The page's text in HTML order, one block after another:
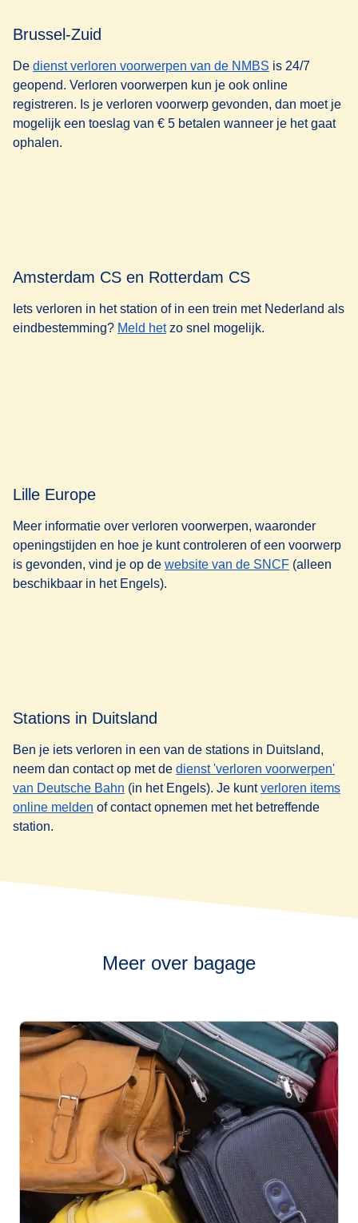
Brussel-Zuid
De dienst verloren voorwerpen van de NMBS opent in een
is 24/7
geopend. Verloren voorwerpen kun je ook online
registreren. Is je verloren voorwerp gevonden, dan moet je
mogelijk een toeslag van € 5 betalen wanneer je het gaat
ophalen.
Amsterdam CS en Rotterdam CS
Iets verloren in het station of in een trein met Nederland als
eindbestemming? Meld het( opent in een nieuwe tab
zo snel mogelijk.
Lille Europe
Meer informatie over verloren voorwerpen, waaronder
openingstijden en hoe je kunt controleren of een voorwerp
is gevonden, vind je op de website van de SNCF( opent in
(alleen
beschikbaar in het Engels).
Stations in Duitsland
Ben je iets verloren in een van de stations in Duitsland,
neem dan contact op met de dienst 'verloren voorwerpen'
van Deutsche Bahn opent in een nieuwe tab)
(in het Engels). Je kuntverloren items
online melden opent in een nieuwe tab )
of contact opnemen met het betreffende
station.
Meer over bagage